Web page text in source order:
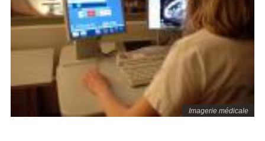
Imagerie médicale